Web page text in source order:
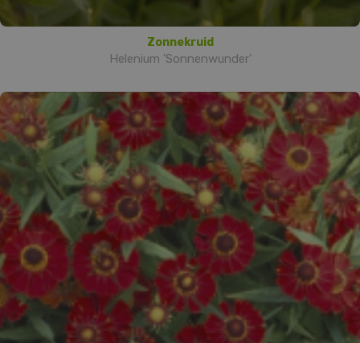
Zonnekruid
Helenium 'Sonnenwunder'